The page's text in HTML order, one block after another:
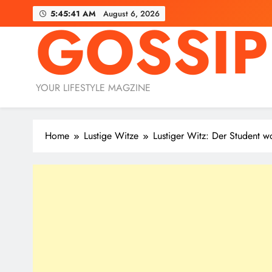
5:45:42 AM August 6, 2026
GOSSIP
YOUR LIFESTYLE MAGZINE
Home Lustige Witze Lustiger Witz: Der Student